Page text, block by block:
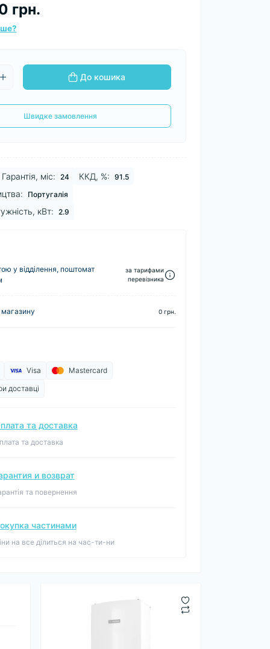
грн.
До кошика
Швидке замовлення
Гарантія, міс: 24 ККД, %: 91.5
Португалія
кВт: 2.9
у відділення, поштомат
за тарифами
перевізника
0 грн.
Visa
Mastercard
доставці
та доставка
та доставка
и возврат
та повернення
частинами
на все ділиться на час-ти-ни